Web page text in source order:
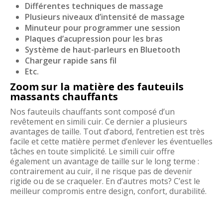
Différentes techniques de massage
Plusieurs niveaux d’intensité de massage
Minuteur pour programmer une session
Plaques d’acupression pour les bras
Système de haut-parleurs en Bluetooth
Chargeur rapide sans fil
Etc.
Zoom sur la matière des fauteuils
massants chauffants
Nos fauteuils chauffants sont composé d’un
revêtement en simili cuir. Ce dernier a plusieurs
avantages de taille. Tout d’abord, l’entretien est très
facile et cette matière permet d’enlever les éventuelles
tâches en toute simplicité. Le simili cuir offre
également un avantage de taille sur le long terme :
contrairement au cuir, il ne risque pas de devenir
rigide ou de se craqueler. En d’autres mots? C’est le
meilleur compromis entre design, confort, durabilité.